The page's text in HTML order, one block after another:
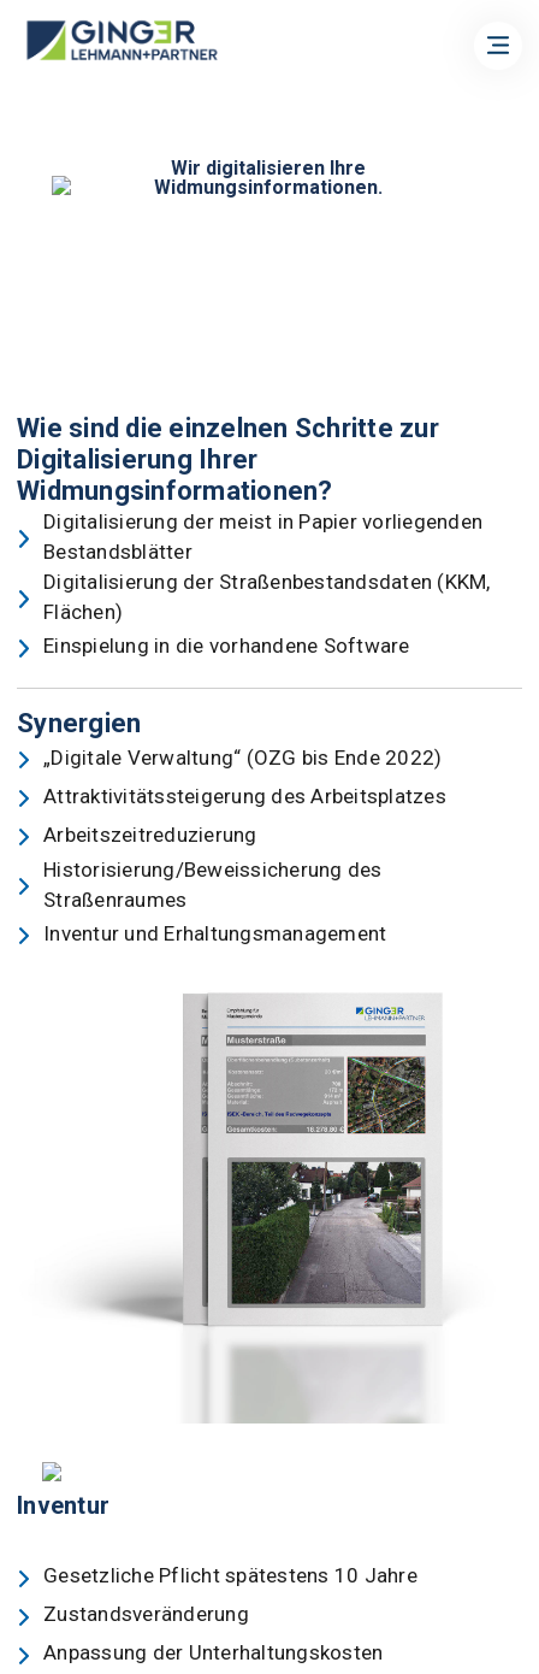
Wir digitalisieren Ihre
Widmungsinformationen.
Wie sind die einzelnen Schritte zur
Digitalisierung Ihrer
Widmungsinformationen?
Digitalisierung der meist in Papier vorliegenden
Bestandsblätter
Digitalisierung der Straßenbestandsdaten (KKM,
Flächen)
Einspielung in die vorhandene Software
Synergien
„Digitale Verwaltung“ (OZG bis Ende 2022)
Attraktivitätssteigerung des Arbeitsplatzes
Arbeitszeitreduzierung
Historisierung/Beweissicherung des
Straßenraumes
Inventur und Erhaltungsmanagement
Inventur
Gesetzliche Pflicht spätestens 10 Jahre
Zustandsveränderung
Anpassung der Unterhaltungskosten